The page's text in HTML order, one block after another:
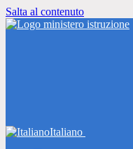
Salta al contenuto
Italiano